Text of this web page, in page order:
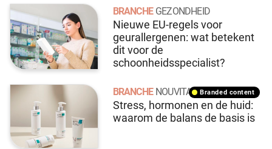
BRANCHE GEZONDHEID
Nieuwe EU-regels voor
geurallergenen: wat betekent
dit voor de
schoonheidsspecialist?
branded content
BRANCHE NOUVITAL
Stress, hormonen en de huid:
waarom de balans de basis is